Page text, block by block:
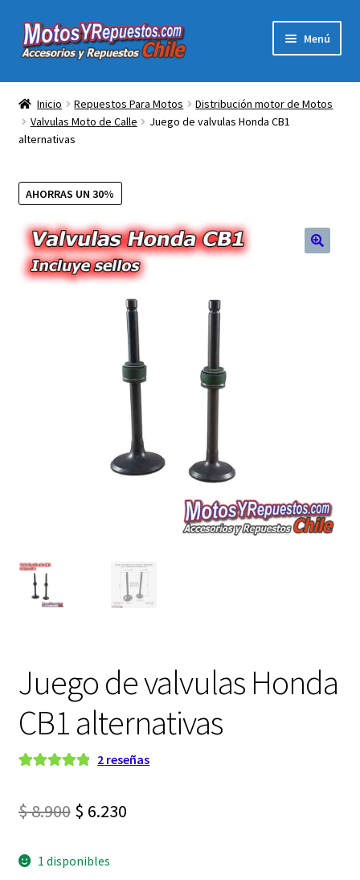
Ir
a
Ir
al
Menú
Acc y Rep Motocross Enduro
el
Electronica Para Motos
Filtros para Motos
Herramientas Para Taller
Ropa para Motociclistas
Tienda Física Motosyrepuestos
FAQ Preguntas Frecuentes
Inicio Repuestos Para Motos
Distribución motor de Motos
Valvulas Moto de Calle
Juego de valvulas Honda CB1
alternativas
AHORRAS UN 30%
Juego de valvulas Honda
CB1 alternativas
base a
de clientes
2 reseñas
$8.900 El
original
$ 6.230El
1 disponibles